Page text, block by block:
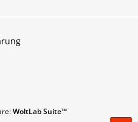
WoltLab Suite™